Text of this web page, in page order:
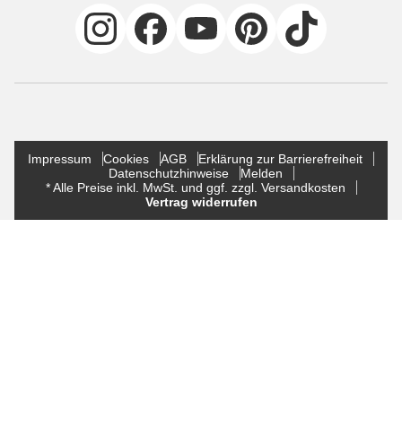
Impressum Cookies AGB
Erklärung zur Barrierefreiheit
Datenschutzhinweise
Melden
* Alle Preise inkl. MwSt. und ggf. zzgl. Versandkosten
Vertrag widerrufen